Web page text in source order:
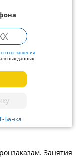
соглашения
данных
Банка
Занятия